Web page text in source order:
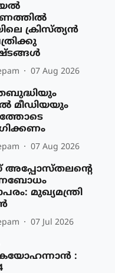
ക്രിസ്ത്യന്‍
07 Aug 2026
മീഡിയയും
07 Aug 2026
മുഖ്യമന്ത്രി
07 Jul 2026
: